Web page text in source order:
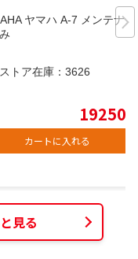
ヤマハ A-7 メンテナン
トア在庫： 3626
19250
カートに入れる
見る